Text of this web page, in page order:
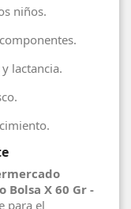
niños.
lactancia.
Bolsa X 60 Gr -
para el